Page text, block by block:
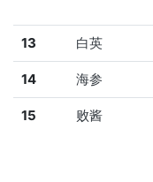
13 白英
14 海参
15 败酱